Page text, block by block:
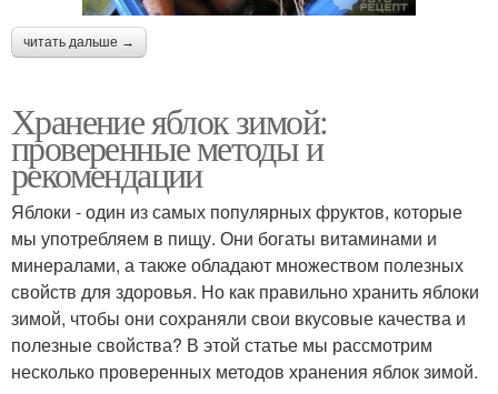
читать дальше →
Хранение яблок зимой:
проверенные методы и
рекомендации
Яблоки - один из самых популярных фруктов, которые
мы употребляем в пищу. Они богаты витаминами и
минералами, а также обладают множеством полезных
свойств для здоровья. Но как правильно хранить яблоки
зимой, чтобы они сохраняли свои вкусовые качества и
полезные свойства? В этой статье мы рассмотрим
несколько проверенных методов хранения яблок зимой.